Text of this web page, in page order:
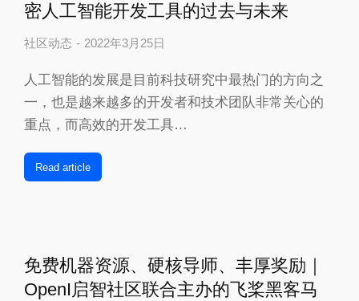
密人工智能开发工具的过去与未来
社区动态 2022年3月25日
人工智能的发展是目前科技研究中最热门的方向之
一，也是越来越多的开发者和技术团队非常关心的
重点，而高效的开发工具…
Read article
免费机器资源、硬核导师、丰厚奖励｜
OpenI启智社区联合主办的飞桨黑客马